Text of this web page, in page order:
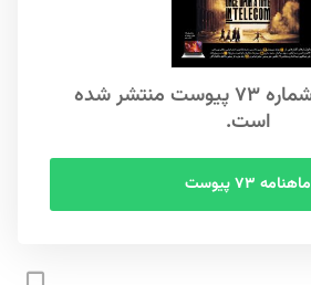
این مطلب در شماره ۷۳ پیوست منتشر شده
است.
ماهنامه ۷۳ پیوست